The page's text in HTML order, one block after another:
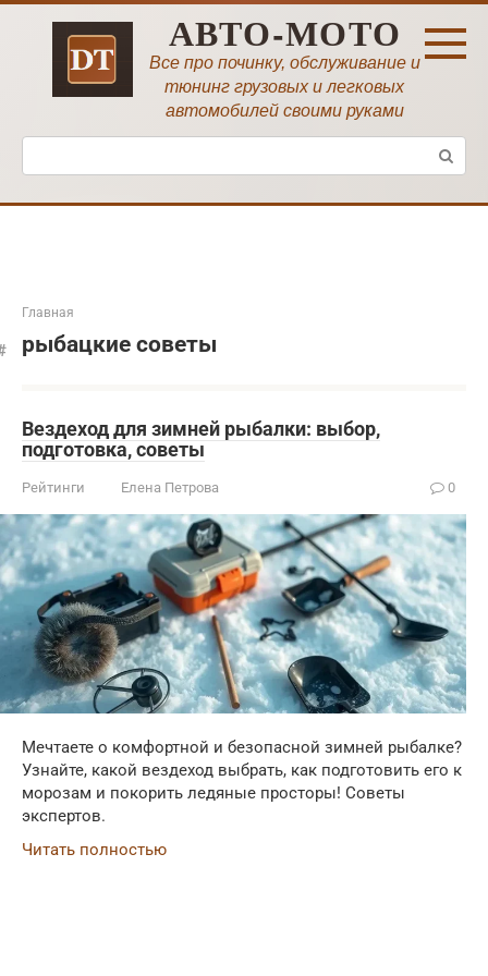
Перейти
АВТО-МОТО
Все про починку, обслуживание и
тюнинг грузовых и легковых
автомобилей своими руками
Поиск:
Главная
рыбацкие советы
Вездеход для зимней рыбалки: выбор,
подготовка, советы
Рейтинги Елена Петрова 0
Мечтаете о комфортной и безопасной зимней рыбалке?
Узнайте, какой вездеход выбрать, как подготовить его к
морозам и покорить ледяные просторы! Советы
экспертов.
Читать полностью